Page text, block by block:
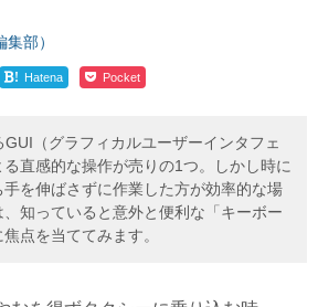
部）
! Hatena Pocket
（グラフィカルユーザーインタフェ
直感的な操作が売りの1つ。しかし時に
を伸ばさずに作業した方が効率的な場
知っていると意外と便利な「キーボー
点を当ててみます。